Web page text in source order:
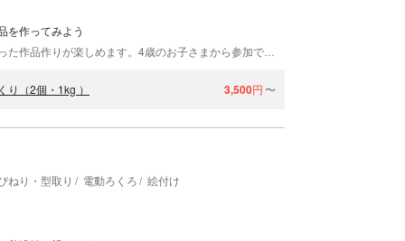
を作ってみよう
岐阜県にある「はまぐり窯」では、電動ろくろを使った作品作りが楽しめます。4歳のお子さまから参加でき、親子で思い出作りに体験するのもおすすめ。まるで陶芸家になった気分で思い思いの器を作ってみてください。店舗までは「土岐IC」より車で約20分、無料駐車場も完備。手ぶらで楽しめる体験なので、ぜひ気軽に遊びに来てくださいね！
（2個・1kg ） 3,500円 〜
ねり・型取り 電動ろくろ 絵付け